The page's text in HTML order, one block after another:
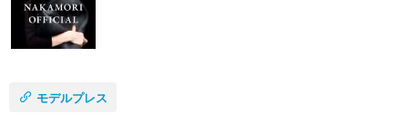
モデルプレス